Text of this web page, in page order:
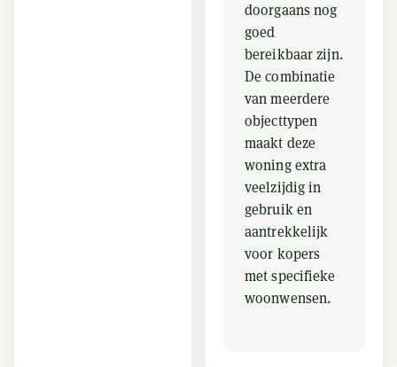
doorgaans nog
goed
bereikbaar zijn.
De combinatie
van meerdere
objecttypen
maakt deze
woning extra
veelzijdig in
gebruik en
aantrekkelijk
voor kopers
met specifieke
woonwensen.